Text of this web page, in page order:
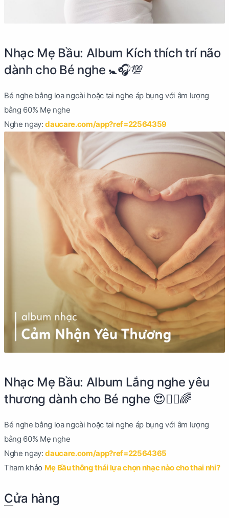
Nhạc Mẹ Bầu: Album Kích thích trí não
dành cho Bé nghe 🚼🎧💯
Bé nghe bằng loa ngoài hoặc tai nghe áp bụng với âm lượng
bằng 60% Mẹ nghe
Nghe ngay:daucare.com/app?ref=22564359
Nhạc Mẹ Bầu: Album Lắng nghe yêu
thương dành cho Bé nghe 😍🙆‍♀️🌈
Bé nghe bằng loa ngoài hoặc tai nghe áp bụng với âm lượng
bằng 60% Mẹ nghe
Nghe ngay:daucare.com/app?ref=22564365
Tham khảo Mẹ Bầu thông thái lựa chọn nhạc nào cho thai nhi?
Cửa hàng